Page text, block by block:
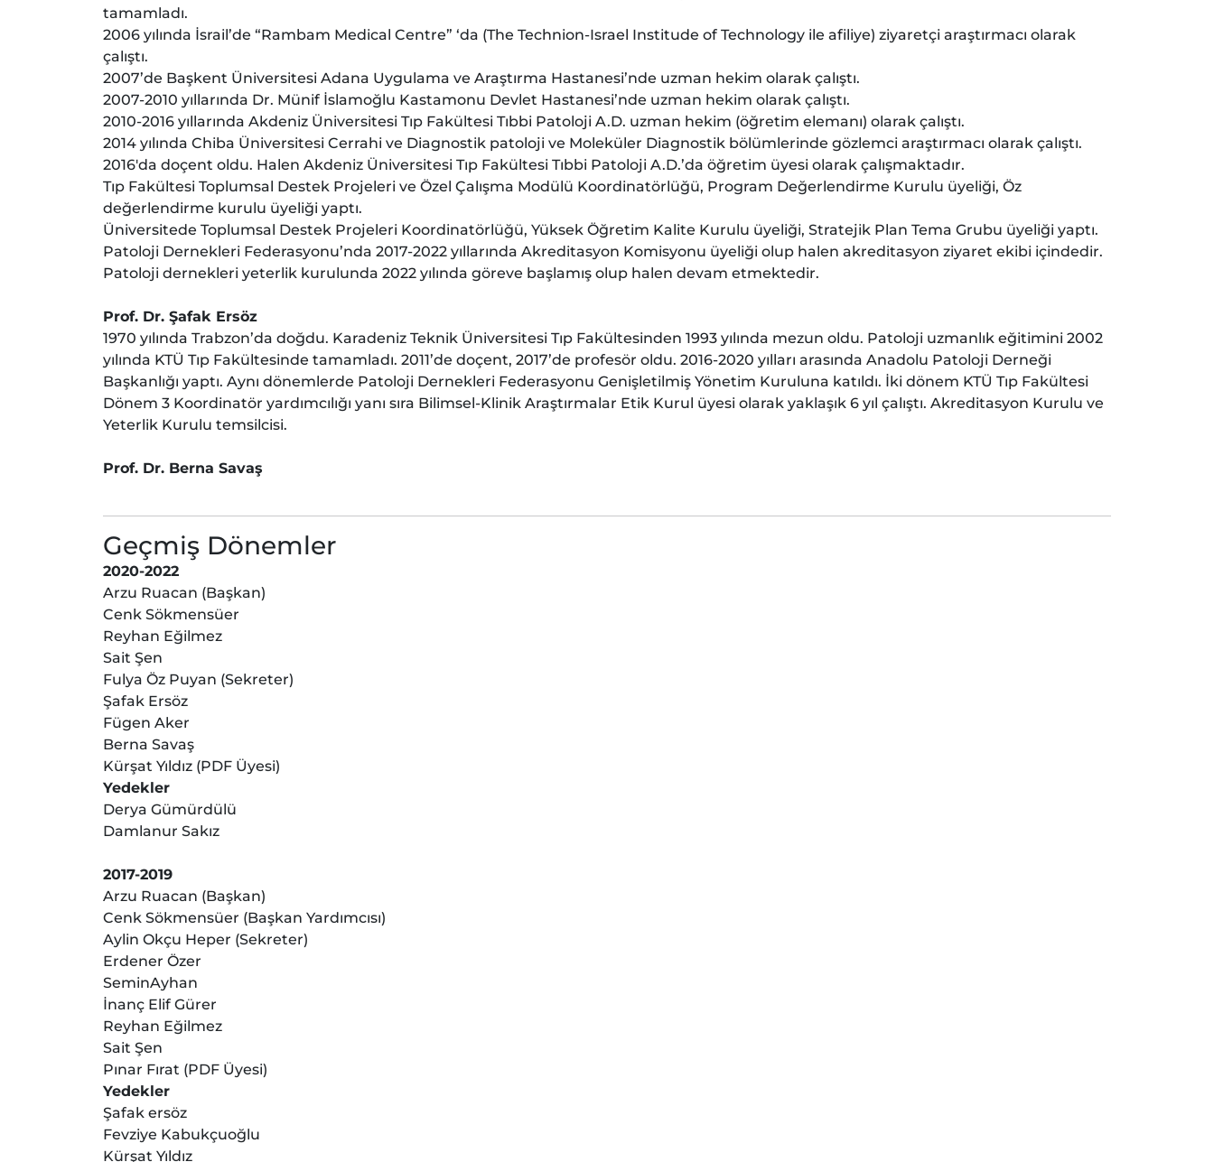
tamamladı.
2006 yılında İsrail’de “Rambam Medical Centre” ‘da (The Technion-Israel Institude of Technology ile afiliye) ziyaretçi araştırmacı olarak
çalıştı.
2007’de Başkent Üniversitesi Adana Uygulama ve Araştırma Hastanesi’nde uzman hekim olarak çalıştı.
2007-2010 yıllarında Dr. Münif İslamoğlu Kastamonu Devlet Hastanesi’nde uzman hekim olarak çalıştı.
2010-2016 yıllarında Akdeniz Üniversitesi Tıp Fakültesi Tıbbi Patoloji A.D. uzman hekim (öğretim elemanı) olarak çalıştı.
2014 yılında Chiba Üniversitesi Cerrahi ve Diagnostik patoloji ve Moleküler Diagnostik bölümlerinde gözlemci araştırmacı olarak çalıştı.
2016'da doçent oldu. Halen Akdeniz Üniversitesi Tıp Fakültesi Tıbbi Patoloji A.D.’da öğretim üyesi olarak çalışmaktadır.
Tıp Fakültesi Toplumsal Destek Projeleri ve Özel Çalışma Modülü Koordinatörlüğü, Program Değerlendirme Kurulu üyeliği, Öz
değerlendirme kurulu üyeliği yaptı.
Üniversitede Toplumsal Destek Projeleri Koordinatörlüğü, Yüksek Öğretim Kalite Kurulu üyeliği, Stratejik Plan Tema Grubu üyeliği yaptı.
Patoloji Dernekleri Federasyonu’nda 2017-2022 yıllarında Akreditasyon Komisyonu üyeliği olup halen akreditasyon ziyaret ekibi içindedir.
Patoloji dernekleri yeterlik kurulunda 2022 yılında göreve başlamış olup halen devam etmektedir.
Prof. Dr. Şafak Ersöz
1970 yılında Trabzon’da doğdu. Karadeniz Teknik Üniversitesi Tıp Fakültesinden 1993 yılında mezun oldu. Patoloji uzmanlık eğitimini 2002
yılında KTÜ Tıp Fakültesinde tamamladı. 2011’de doçent, 2017’de profesör oldu. 2016-2020 yılları arasında Anadolu Patoloji Derneği
Başkanlığı yaptı. Aynı dönemlerde Patoloji Dernekleri Federasyonu Genişletilmiş Yönetim Kuruluna katıldı. İki dönem KTÜ Tıp Fakültesi
Dönem 3 Koordinatör yardımcılığı yanı sıra Bilimsel-Klinik Araştırmalar Etik Kurul üyesi olarak yaklaşık 6 yıl çalıştı. Akreditasyon Kurulu ve
Yeterlik Kurulu temsilcisi.
Prof. Dr. Berna Savaş
Geçmiş Dönemler
2020-2022
Arzu Ruacan (Başkan)
Cenk Sökmensüer
Reyhan Eğilmez
Sait Şen
Fulya Öz Puyan (Sekreter)
Şafak Ersöz
Fügen Aker
Berna Savaş
Kürşat Yıldız (PDF Üyesi)
Yedekler
Derya Gümürdülü
Damlanur Sakız
2017-2019
Arzu Ruacan (Başkan)
Cenk Sökmensüer (Başkan Yardımcısı)
Aylin Okçu Heper (Sekreter)
Erdener Özer
SeminAyhan
İnanç Elif Gürer
Reyhan Eğilmez
Sait Şen
Pınar Fırat (PDF Üyesi)
Yedekler
Şafak ersöz
Fevziye Kabukçuoğlu
Kürşat Yıldız